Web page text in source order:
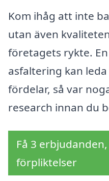
Kom ihåg att inte
utan även
företagets rykte.
asfaltering kan
fördelar, så var
research innan du
Få 3
förpliktelser